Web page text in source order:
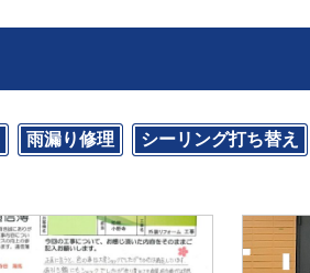
雨漏り修理 シーリング打ち替え